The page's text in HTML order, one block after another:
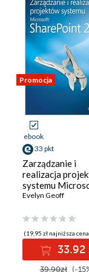
Promocja
ebook
33 pkt
Zarządzanie i
realizacja
systemu
SharePoint 2010
Evelyn Geoff
(19,95 zł najniższa
33.92
39.90zł (-